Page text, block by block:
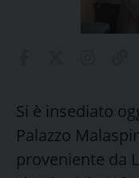
Si è insediato
Palazzo
proveniente da